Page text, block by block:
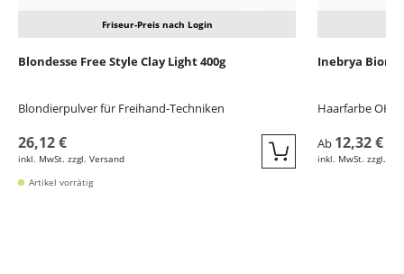
Friseur-Preis nach Login
Blondesse Free Style Clay Light 400g
Blondierpulver für Freihand-Techniken
26,12 €
inkl. MwSt. zzgl. Versand Quickbuy
Artikel vorrätig
Inebrya
Haarfarbe
Ab 12,32 €
inkl. MwSt. zzgl.